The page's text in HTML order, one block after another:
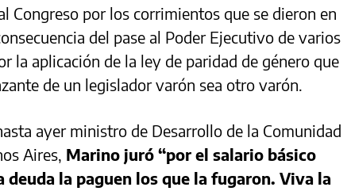
Congreso por los corrimientos que se dieron en
del pase al Poder Ejecutivo de varios
la aplicación de la ley de paridad de género que
de un legislador varón sea otro varón.
ayer ministro de Desarrollo de la Comunidad
Aires, Marino juró “por el salario básico
deuda la paguen los que la fugaron. Viva la